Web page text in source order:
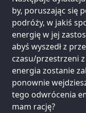
by, poruszając się
podróży, w jakiś
energię w jej
abyś wyszedł z
czasu/przestrzeni
energia zostanie
ponownie
tego odwrócenia
mam rację?